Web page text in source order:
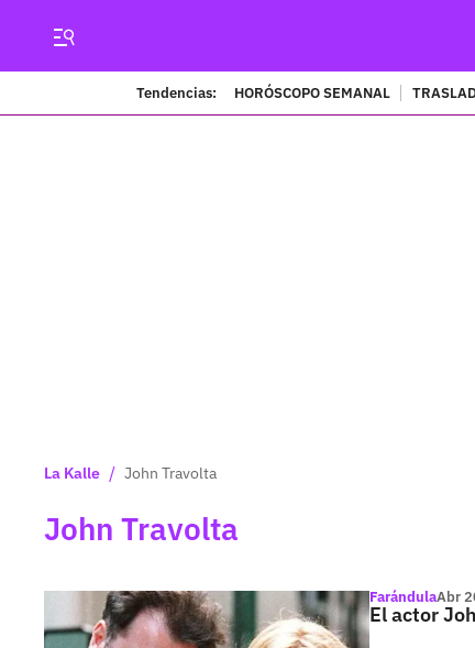
Tendencias: HORÓSCOPO SEMANAL
La Kalle / John Travolta
John Travolta
FarándulaAbr
El actor